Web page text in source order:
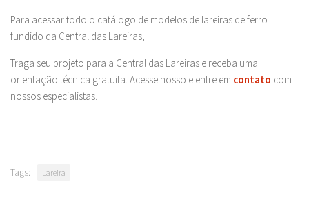
Para acessar todo o catálogo de modelos de lareiras de ferro
fundido da Central das Lareiras,
Traga seu projeto para a Central das Lareiras e receba uma
orientação técnica gratuita. Acesse nosso e entre em contato com
nossos especialistas.
Tags: Lareira